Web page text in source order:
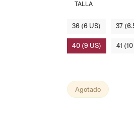
ta
TALLA
36 (6 US) 37
40 (9 US) 41
Agotado